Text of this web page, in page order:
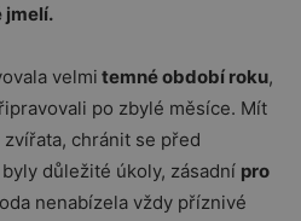
jmelí.
velmi temné období roku,
po zbylé měsíce. Mít
chránit se před
důležité úkoly, zásadní pro
nenabízela vždy příznivé